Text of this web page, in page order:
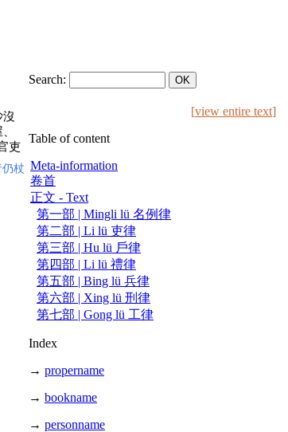
Search:
吏
杖
[view entire text]
Table of content
Meta-information
卷首
正文 - Text
第一部 | Mingli lü 名例律
第二部 | Li lü 吏律
第三部 | Hu lü 戶律
第四部 | Li lü 禮律
第五部 | Bing lü 兵律
第六部 | Xing lü 刑律
第七部 | Gong lü 工律
Index
→ propername
→ bookname
→ personname